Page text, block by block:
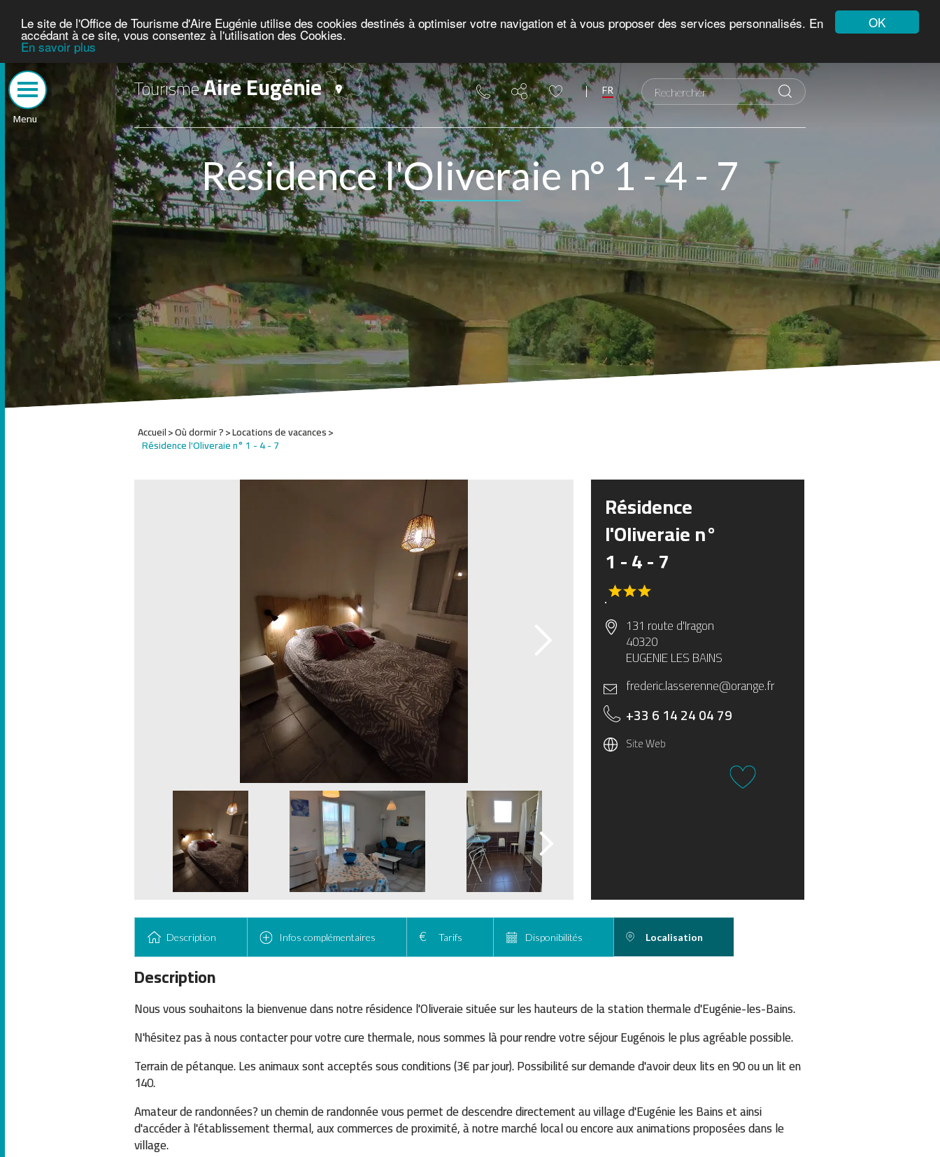
OK
Le site de l'Office de Tourisme d'Aire Eugénie utilise des cookies destinés à optimiser votre navigation et à vous proposer des services personnalisés. En
accédant à ce site, vous consentez à l'utilisation des Cookies.
En savoir plus
Menu
TourismeAire Eugénie FR
Résidence l'Oliveraie n° 1 - 4 - 7
Accueil Où dormir ? Locations de vacances
Résidence l'Oliveraie n° 1 - 4 - 7
Résidence
l'Oliveraie n°
1 - 4 - 7
131 route d'Iragon
40320
EUGENIE LES BAINS
frederic.lasserenne@orange.fr
+33 6 14 24 04 79
Site Web
Description Infos complémentaires Tarifs Disponibilités Localisation
Description
Nous vous souhaitons la bienvenue dans notre résidence l'Oliveraie située sur les hauteurs de la station thermale d'Eugénie-les-Bains.
N'hésitez pas à nous contacter pour votre cure thermale, nous sommes là pour rendre votre séjour Eugénois le plus agréable possible.
Terrain de pétanque. Les animaux sont acceptés sous conditions (3€ par jour). Possibilité sur demande d'avoir deux lits en 90 ou un lit en
140.
Amateur de randonnées? un chemin de randonnée vous permet de descendre directement au village d'Eugénie les Bains et ainsi
d'accéder à l'établissement thermal, aux commerces de proximité, à notre marché local ou encore aux animations proposées dans le
village.